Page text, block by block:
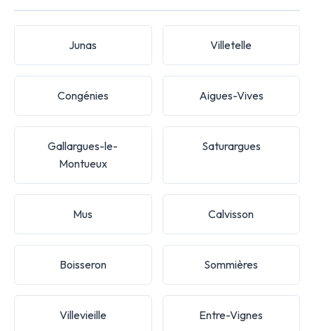
Junas Villetelle
Congénies Aigues-Vives
Gallargues-le-
Montueux
Saturargues
Mus Calvisson
Boisseron Sommières
Villevieille Entre-Vignes